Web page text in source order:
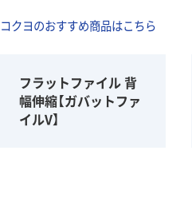
コクヨのおすすめ商品はこちら
フラットファイル 背
幅伸縮【ガバットファ
イルV】